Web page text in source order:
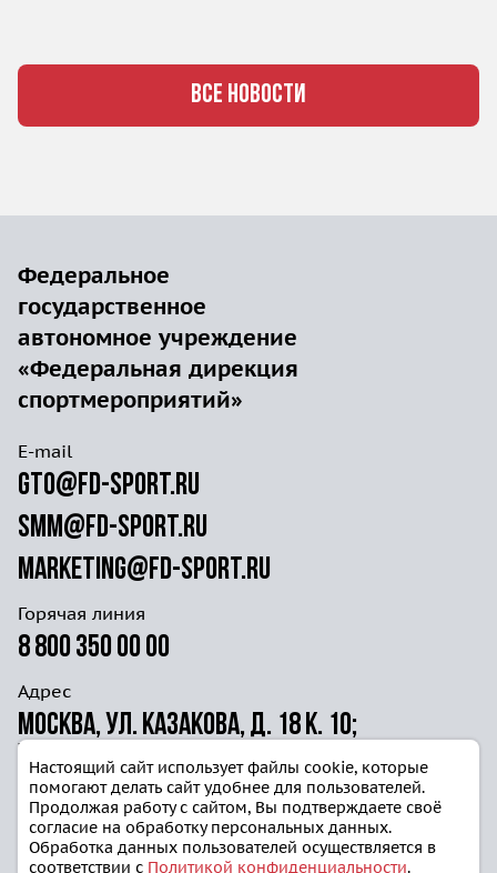
ВСЕ НОВОСТИ
Федеральное
государственное
автономное учреждение
«Федеральная дирекция
спортмероприятий»
E-mail
gto@fd-sport.ru
smm@fd-sport.ru
marketing@fd-sport.ru
Горячая линия
8 800 350 00 00
Адрес
Москва, ул. Казакова, д. 18 к. 10;
ул. Волочаевская д. 40г ст. 4
Настоящий сайт использует файлы cookie, которые
помогают делать сайт удобнее для пользователей.
Продолжая работу с сайтом, Вы подтверждаете своё
согласие на обработку персональных данных.
Обработка данных пользователей осуществляется в
соответствии с Политикой конфиденциальности.